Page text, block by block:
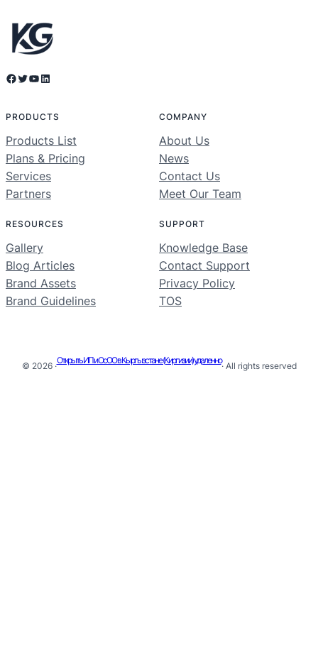
Facebook Twitter YouTube LinkedIn
PRODUCTS
Products List
Plans & Pricing
Services
Partners
COMPANY
About Us
News
Contact Us
Meet Our Team
RESOURCES
Gallery
Blog Articles
Brand Assets
Brand Guidelines
SUPPORT
Knowledge Base
Contact Support
Privacy Policy
TOS
© 2026 ·
Открыть ИП и ОсОО в Кыргызстане (Киргизии) удаленно
· All rights reserved